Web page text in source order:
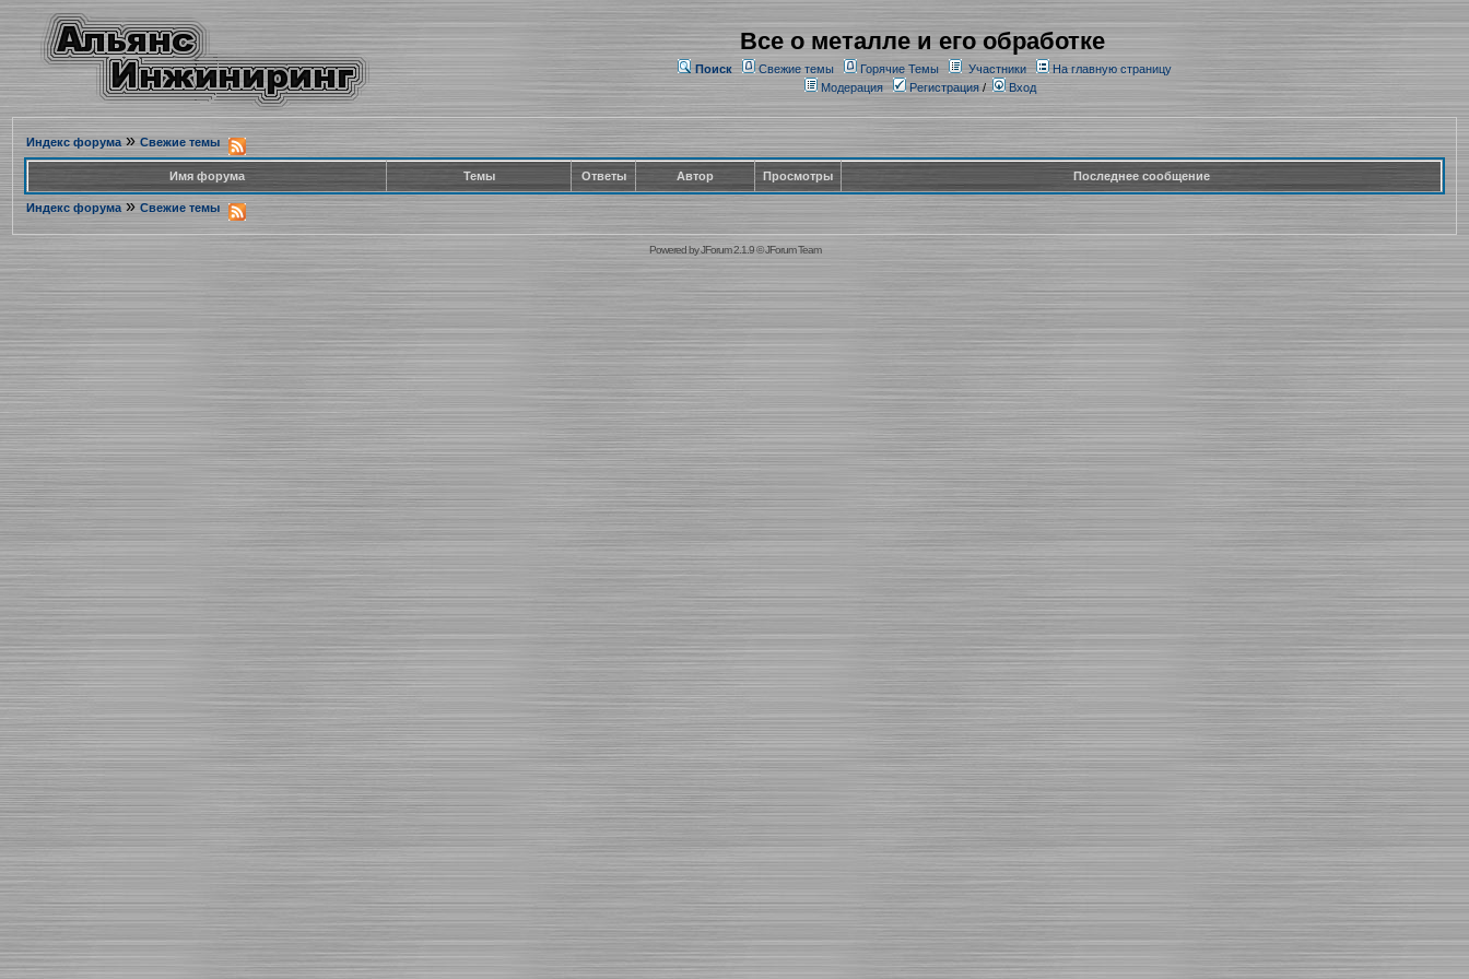
Все о металле и его обработке
Поиск Свежие темы Горячие Темы Участники
На главную страницу
Модерация
Регистрация/ Вход
Индекс форума» Свежие темы
Имя форума Темы Ответы Автор Просмотры Последнее сообщение
Индекс форума » Свежие темы
Powered byJForum 2.1.9©JForum Team